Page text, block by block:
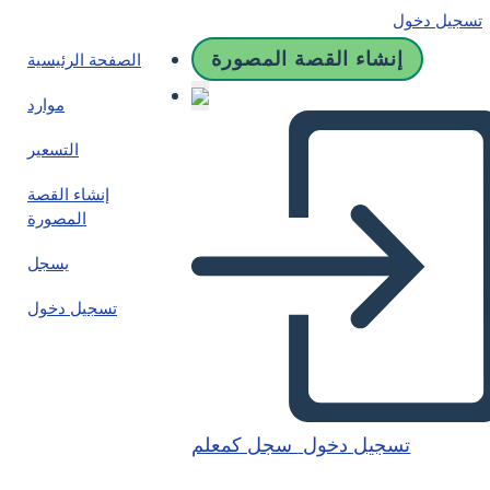
تسجيل دخول
الصفحة الرئيسية
موارد
التسعير
إنشاء القصة
المصورة
يسجل
تسجيل دخول
إنشاء القصة المصورة
تسجيل دخول سجل كمعلم